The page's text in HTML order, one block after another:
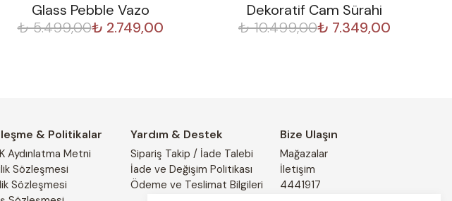
Glass Pebble Vazo
₺ 5.499,00₺ 2.749,00
Dekoratif Cam Sürahi
₺ 10.499,00₺ 7.349,00
& Politikalar
Aydınlatma Metni
Sözleşmesi
Sözleşmesi
Yardım & Destek
Sipariş Takip / İade Talebi
İade ve Değişim Politikası
Ödeme ve Teslimat Bilgileri
Bize Ulaşın
Mağazalar
İletişim
4441917